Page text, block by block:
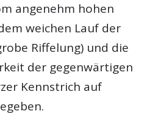
angenehm hohen
weichen Lauf der
Riffelung) und die
der gegenwärtigen
Kennstrich auf